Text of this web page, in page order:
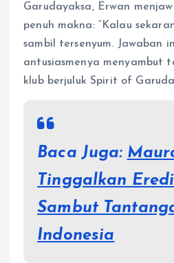
Garudayaksa, Erwan
penuh makna: “Kalau
sambil tersenyum. Jawaban
antusiasmenya menyambut
klub berjuluk Spirit of
Baca Juga:
Tinggalkan
Sambut
Indonesia